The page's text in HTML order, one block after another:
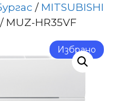
/ MITSUBISHI
MUZ-HR35VF
Избрано